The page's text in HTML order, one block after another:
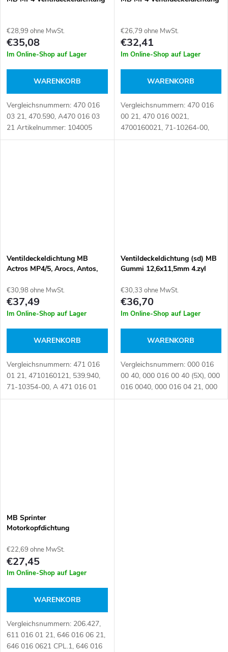
€28,99 ohne MwSt.
€35,08
Im Online-Shop auf Lager
WARENKORB
Vergleichsnummern: 470 016
03 21, 470.590, A470 016 03
21 Artikelnummer: 104005
€26,79 ohne MwSt.
€32,41
Im Online-Shop auf Lager
WARENKORB
Vergleichsnummern: 470 016
00 21, 470 016 0021,
4700160021, 71-10264-00,
904.920, A 470 016 00 21,
Ventildeckeldichtung MB
Actros MP4/5, Arocs, Antos,
€30,98 ohne MwSt.
€37,49
Im Online-Shop auf Lager
WARENKORB
Vergleichsnummern: 471 016
01 21, 4710160121, 539.940,
71-10354-00, A 471 016 01
21, A4710160121
Ventildeckeldichtung (sd) MB
Gummi 12,6x11,5mm 4.zyl
€30,33 ohne MwSt.
€36,70
Im Online-Shop auf Lager
WARENKORB
Vergleichsnummern: 000 016
00 40, 000 016 00 40 (5X), 000
016 0040, 000 016 04 21, 000
016 0421, 0000160421,
MB Sprinter
Motorkopfdichtung
€22,69 ohne MwSt.
€27,45
Im Online-Shop auf Lager
WARENKORB
Vergleichsnummern: 206.427,
611 016 01 21, 646 016 06 21,
646 016 0621 CPL.1, 646 016